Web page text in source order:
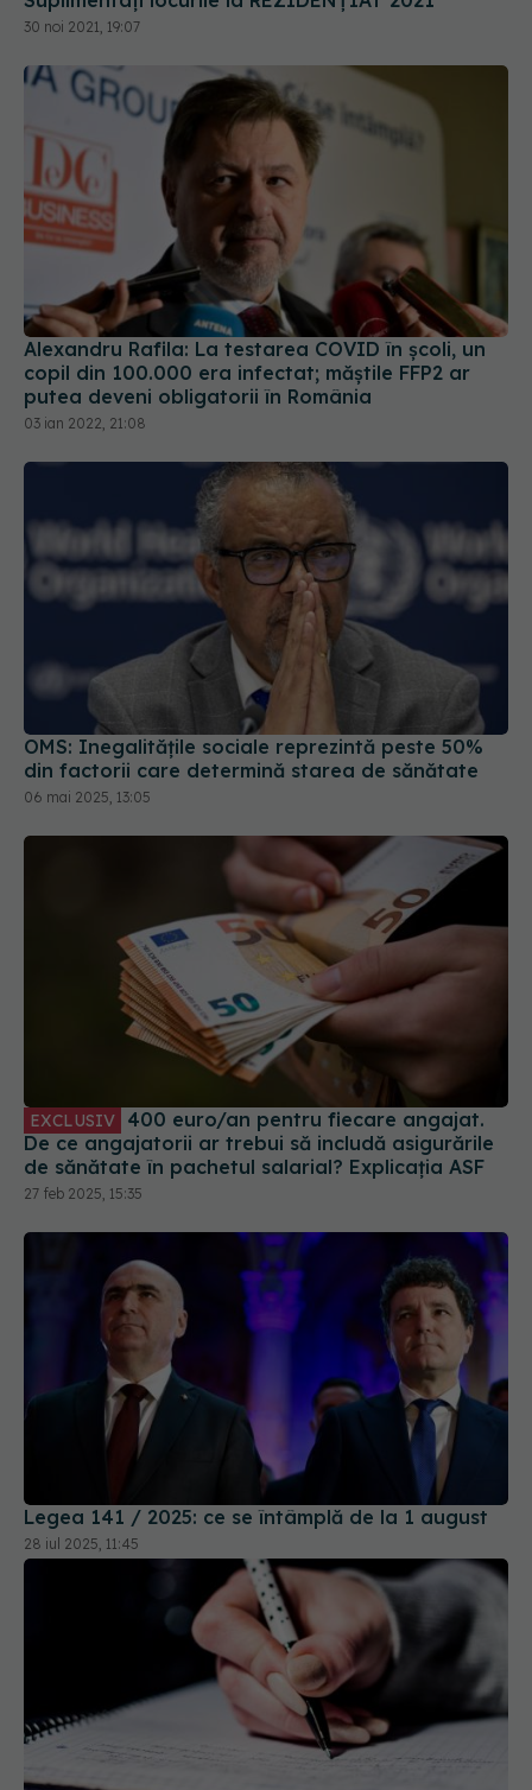
Alexandru Rafila: La testarea COVID în școli, un
copil din 100.000 era infectat; măștile FFP2 ar
putea deveni obligatorii în România
03 ian 2022, 21:08
OMS: Inegalităţile sociale reprezintă peste 50%
din factorii care determină starea de sănătate
06 mai 2025, 13:05
De ce angajatorii ar trebui să includă asigurările
de sănătate în pachetul salarial? Explicația ASF
27 feb 2025, 15:35
Legea 141 / 2025: ce se întâmplă de la 1 august
MS, suplimentare: 418 locuri în plus la